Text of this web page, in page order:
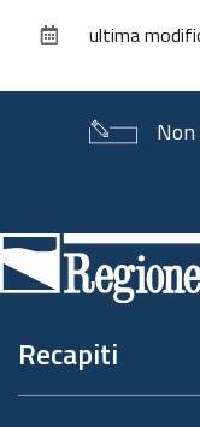
documento
ultima
di
pagina
Recapiti